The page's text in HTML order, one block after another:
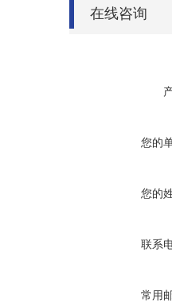
在线咨询
您的
您的
联系
常用